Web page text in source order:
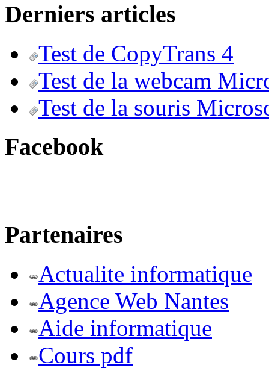
Derniers articles
Test de CopyTrans 4
Test de la webcam
Test de la souris
Facebook
Partenaires
Actualite informatique
Agence Web Nantes
Aide informatique
Cours pdf